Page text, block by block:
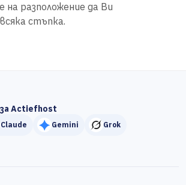
на разположение да Ви
стъпка.
Actiefhost
Claude Gemini Grok